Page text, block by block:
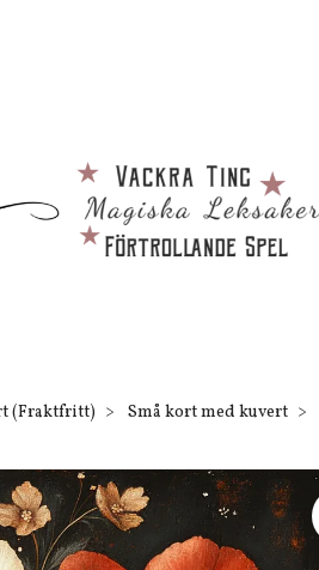
(Fraktfritt) Små kort med kuvert